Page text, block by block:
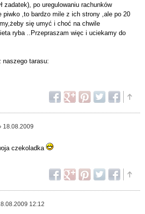
zadatek), po uregulowaniu rachunków
piwko ,to bardzo mile z ich strony ,ale po 20
się umyć i choć na chwile
ryba ..Przepraszam więc i uciekamy do
naszego tarasu:
18.08.2009
czekoladka
12:12